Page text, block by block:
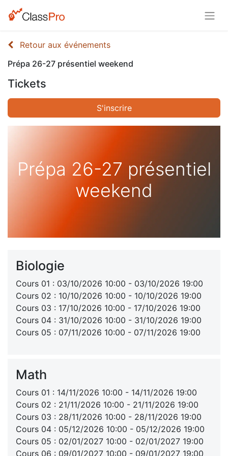
Retour aux événements
Prépa 26-27 présentiel weekend
Tickets
S'inscrire
Prépa 26-27 présentiel
weekend
Biologie
Cours 01 : 03/10/2026 10:00 - 03/10/2026 19:00
Cours 02 : 10/10/2026 10:00 - 10/10/2026 19:00
Cours 03 : 17/10/2026 10:00 - 17/10/2026 19:00
Cours 04 : 31/10/2026 10:00 - 31/10/2026 19:00
Cours 05 : 07/11/2026 10:00 - 07/11/2026 19:00
Math
Cours 01 : 14/11/2026 10:00 - 14/11/2026 19:00
Cours 02 : 21/11/2026 10:00 - 21/11/2026 19:00
Cours 03 : 28/11/2026 10:00 - 28/11/2026 19:00
Cours 04 : 05/12/2026 10:00 - 05/12/2026 19:00
Cours 05 : 02/01/2027 10:00 - 02/01/2027 19:00
Cours 06 : 09/01/2027 10:00 - 09/01/2027 19:00